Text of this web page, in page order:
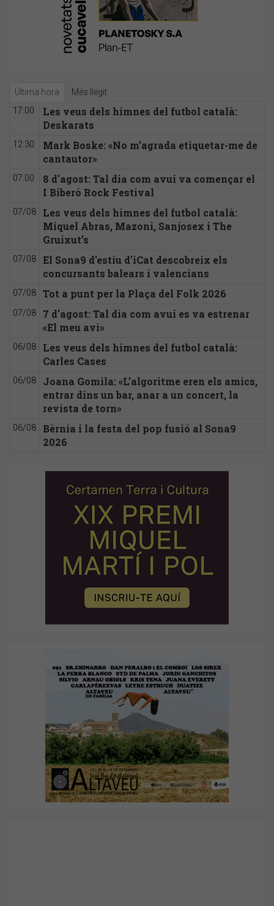
Última hora Més llegit
17:00
Les veus dels himnes del futbol català:
Deskarats
12:30
Mark Boske: «No m’agrada etiquetar-me de
cantautor»
07:00
8 d'agost: Tal dia com avui va començar el
I Biberó Rock Festival
07/08
Les veus dels himnes del futbol català:
Miquel Abras, Mazoni, Sanjosex i The
Gruixut’s
07/08
El Sona9 d'estiu d'iCat descobreix els
concursants balears i valencians
07/08 Tot a punt per la Plaça del Folk 2026
07/08
7 d'agost: Tal dia com avui es va estrenar
«El meu avi»
06/08
Les veus dels himnes del futbol català:
Carles Cases
06/08
Joana Gomila: «L’algoritme eren els amics,
entrar dins un bar, anar a un concert, la
revista de torn»
06/08
Bèrnia i la festa del pop fusió al Sona9
2026